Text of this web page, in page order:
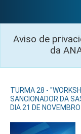
Aviso de
da
TURMA 28 -
SANCIONADOR DA
DIA 21 DE